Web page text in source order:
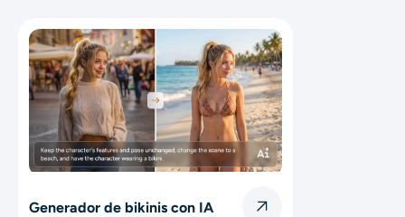
Generador de bikinis con IA